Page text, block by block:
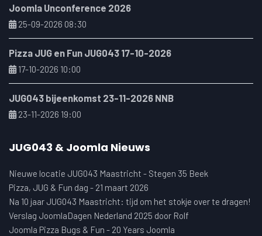
Joomla Unconference 2026
25-09-2026 08:30
Pizza JUG en Fun JUG043 17-10-2026
17-10-2026 10:00
JUG043 bijeenkomst 23-11-2026 NNB
23-11-2026 19:00
JUG043 & Joomla Nieuws
Nieuwe locatie JUG043 Maastricht - Stegen 35 Beek
Pizza, JUG & Fun dag - 21 maart 2026
Na 10 jaar JUG043 Maastricht: tijd om het stokje over te dragen!
Verslag JoomlaDagen Nederland 2025 door Rolf
Joomla Pizza Bugs & Fun - 20 Years Joomla